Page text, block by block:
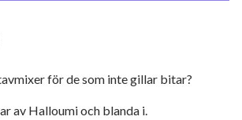
för de som inte gillar bitar?
av Halloumi och blanda i.